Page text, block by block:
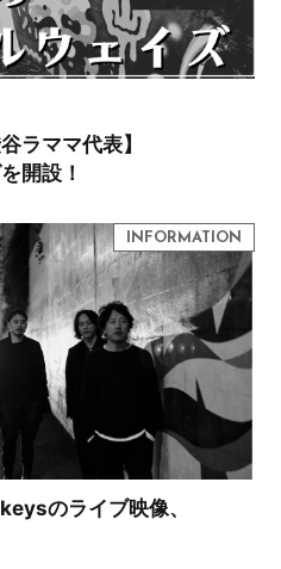
ラママ代表】
開設！
のライブ映像、